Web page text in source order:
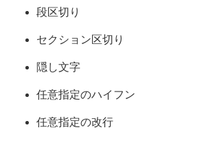
段区切り
セクション区切り
隠し文字
任意指定のハイフン
任意指定の改行